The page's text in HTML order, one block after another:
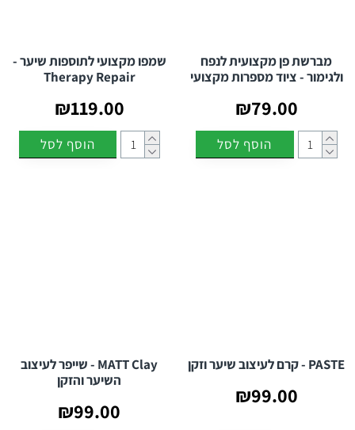
מברשת פן מקצועית לנפח
ולגימור - ציוד מספרות מקצועי
₪79.00
הוסף לסל
שמפו מקצועי לתוספות שיער -
Therapy Repair
₪119.00
הוסף לסל
PASTE - קרם לעיצוב שיער וזקן
₪99.00
MATT Clay - שייפר לעיצוב
השיער והזקן
₪99.00